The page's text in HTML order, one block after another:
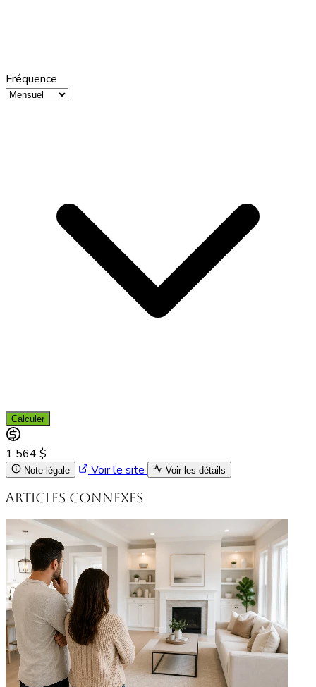
Fréquence
Calculer
1 564 $
Note légale Voir le site Voir les détails
Articles connexes